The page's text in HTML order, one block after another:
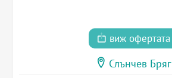
виж офертата
Слънчев Бряг